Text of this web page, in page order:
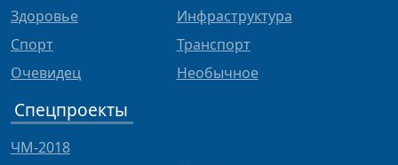
Здоровье
Спорт
Очевидец
Инфраструктура
Транспорт
Необычное
Спецпроекты
ЧМ-2018